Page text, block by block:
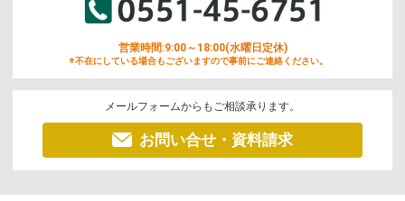
営業時間:9:00～18:00(水曜日定休)
※不在にしている場合もございますので事前にご連絡ください。
メールフォームからもご相談承ります。
お問い合せ・資料請求